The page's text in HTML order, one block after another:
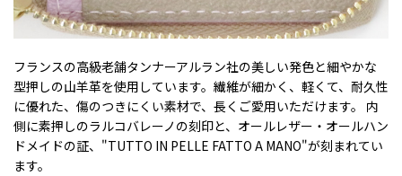
フランスの高級老舗タンナーアルラン社の美しい発色と細やかな
型押しの山羊革を使用しています。繊維が細かく、軽くて、耐久性
に優れた、傷のつきにくい素材で、長くご愛用いただけます。 内
側に素押しのラルコバレーノの刻印と、オールレザー・オールハン
ドメイドの証、"TUTTO IN PELLE FATTO A MANO"が刻まれてい
ます。